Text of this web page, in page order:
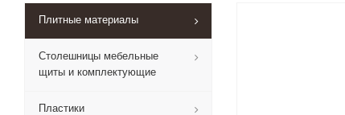
Плитные материалы
Столешницы мебельные
щиты и комплектующие
Пластики